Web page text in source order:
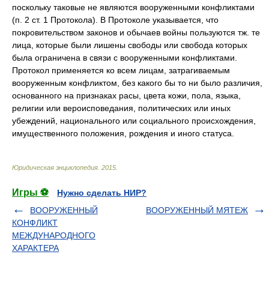
поскольку таковые не являются вооруженными конфликтами
(п. 2 ст. 1 Протокола). В Протоколе указывается, что
покровительством законов и обычаев войны пользуются тж. те
лица, которые были лишены свободы или свобода которых
была ограничена в связи с вооруженными конфликтами.
Протокол применяется ко всем лицам, затрагиваемым
вооруженным конфликтом, без какого бы то ни было различия,
основанного на признаках расы, цвета кожи, пола, языка,
религии или вероисповедания, политических или иных
убеждений, национального или социального происхождения,
имущественного положения, рождения и иного статуса.
Юридическая энциклопедия 2015
Игры ⚽
Нужно сделать НИР?
ВООРУЖЕННЫЙ
КОНФЛИКТ
МЕЖДУНАРОДНОГО
ХАРАКТЕРА
ВООРУЖЕННЫЙ МЯТЕЖ